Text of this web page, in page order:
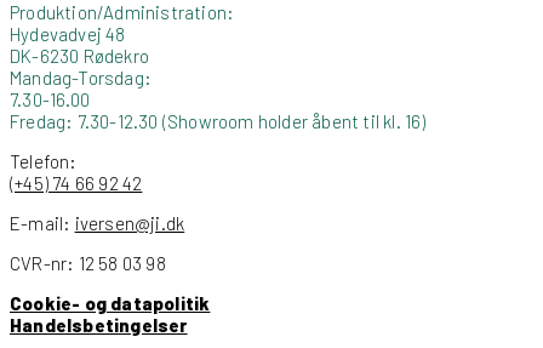
Produktion/Administration:
Hydevadvej 48
DK-6230 Rødekro
Mandag-Torsdag:
7.30-16.00
Fredag: 7.30-12.30 (Showroom holder åbent til kl. 16)
Telefon:
(+45) 74 66 92 42
E-mail: iversen@ji.dk
CVR-nr: 12 58 03 98
Cookie- og datapolitik
Handelsbetingelser